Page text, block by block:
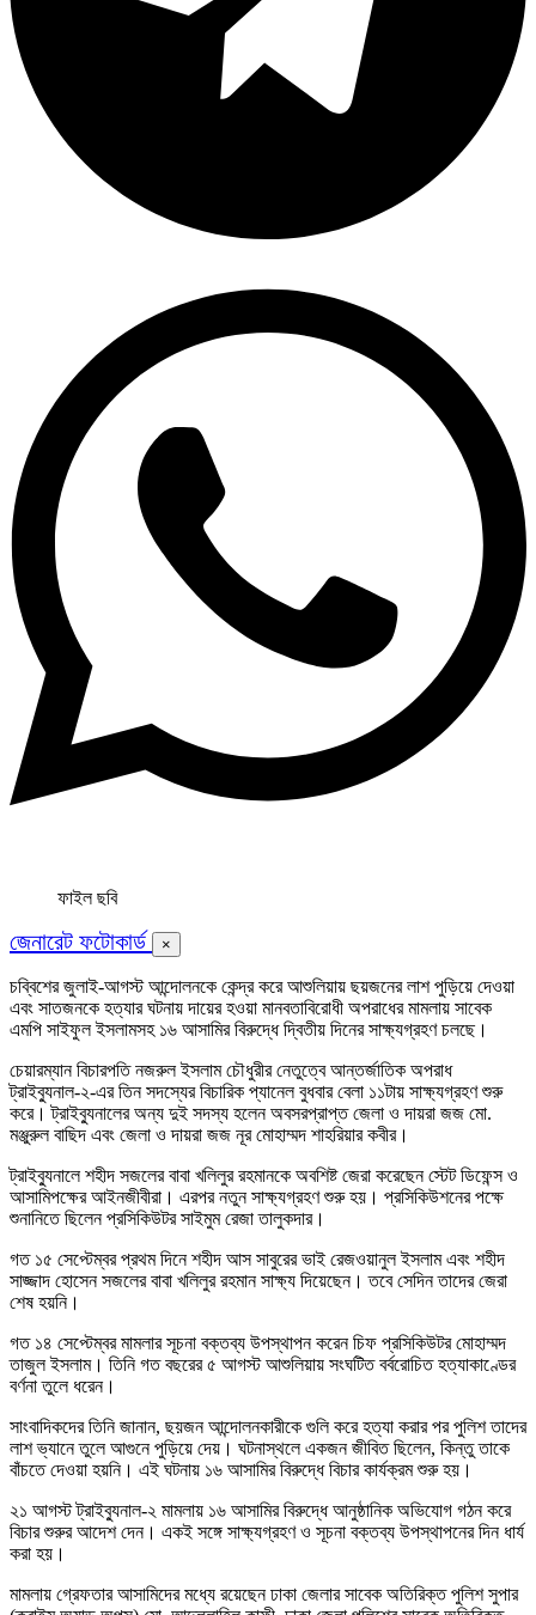
ফাইল ছবি
জেনারেট ফটোকার্ড ×
চব্বিশের জুলাই-আগস্ট আন্দোলনকে কেন্দ্র করে আশুলিয়ায় ছয়জনের লাশ পুড়িয়ে দেওয়া
এবং সাতজনকে হত্যার ঘটনায় দায়ের হওয়া মানবতাবিরোধী অপরাধের মামলায় সাবেক
এমপি সাইফুল ইসলামসহ ১৬ আসামির বিরুদ্ধে দ্বিতীয় দিনের সাক্ষ্যগ্রহণ চলছে।
চেয়ারম্যান বিচারপতি নজরুল ইসলাম চৌধুরীর নেতুত্বে আন্তর্জাতিক অপরাধ
ট্রাইব্যুনাল-২-এর তিন সদস্যের বিচারিক প্যানেল বুধবার বেলা ১১টায় সাক্ষ্যগ্রহণ শুরু
করে। ট্রাইব্যুনালের অন্য দুই সদস্য হলেন অবসরপ্রাপ্ত জেলা ও দায়রা জজ মো.
মঞ্জুরুল বাছিদ এবং জেলা ও দায়রা জজ নূর মোহাম্মদ শাহরিয়ার কবীর।
ট্রাইব্যুনালে শহীদ সজলের বাবা খলিলুর রহমানকে অবশিষ্ট জেরা করেছেন স্টেট ডিফেন্স ও
আসামিপক্ষের আইনজীবীরা। এরপর নতুন সাক্ষ্যগ্রহণ শুরু হয়। প্রসিকিউশনের পক্ষে
শুনানিতে ছিলেন প্রসিকিউটর সাইমুম রেজা তালুকদার।
গত ১৫ সেপ্টেম্বর প্রথম দিনে শহীদ আস সাবুরের ভাই রেজওয়ানুল ইসলাম এবং শহীদ
সাজ্জাদ হোসেন সজলের বাবা খলিলুর রহমান সাক্ষ্য দিয়েছেন। তবে সেদিন তাদের জেরা
শেষ হয়নি।
গত ১৪ সেপ্টেম্বর মামলার সূচনা বক্তব্য উপস্থাপন করেন চিফ প্রসিকিউটর মোহাম্মদ
তাজুল ইসলাম। তিনি গত বছরের ৫ আগস্ট আশুলিয়ায় সংঘটিত বর্বরোচিত হত্যাকাণ্ডের
বর্ণনা তুলে ধরেন।
সাংবাদিকদের তিনি জানান, ছয়জন আন্দোলনকারীকে গুলি করে হত্যা করার পর পুলিশ তাদের
লাশ ভ্যানে তুলে আগুনে পুড়িয়ে দেয়। ঘটনাস্থলে একজন জীবিত ছিলেন, কিন্তু তাকে
বাঁচতে দেওয়া হয়নি। এই ঘটনায় ১৬ আসামির বিরুদ্ধে বিচার কার্যক্রম শুরু হয়।
২১ আগস্ট ট্রাইব্যুনাল-২ মামলায় ১৬ আসামির বিরুদ্ধে আনুষ্ঠানিক অভিযোগ গঠন করে
বিচার শুরুর আদেশ দেন। একই সঙ্গে সাক্ষ্যগ্রহণ ও সূচনা বক্তব্য উপস্থাপনের দিন ধার্য
করা হয়।
মামলায় গ্রেফতার আসামিদের মধ্যে রয়েছেন ঢাকা জেলার সাবেক অতিরিক্ত পুলিশ সুপার